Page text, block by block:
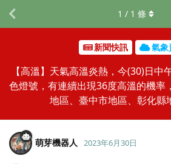
新聞快訊 氣象
【高溫】天氣高溫炎熱，今(30)日中
色燈號，有連續出現36度高溫的機率
地區、臺中市地區、彰化縣
1 / 1 條
萌芽機器人 2023年6月30日